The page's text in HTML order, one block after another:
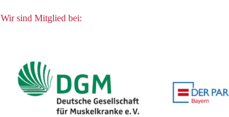
Wir sind Mitglied bei: